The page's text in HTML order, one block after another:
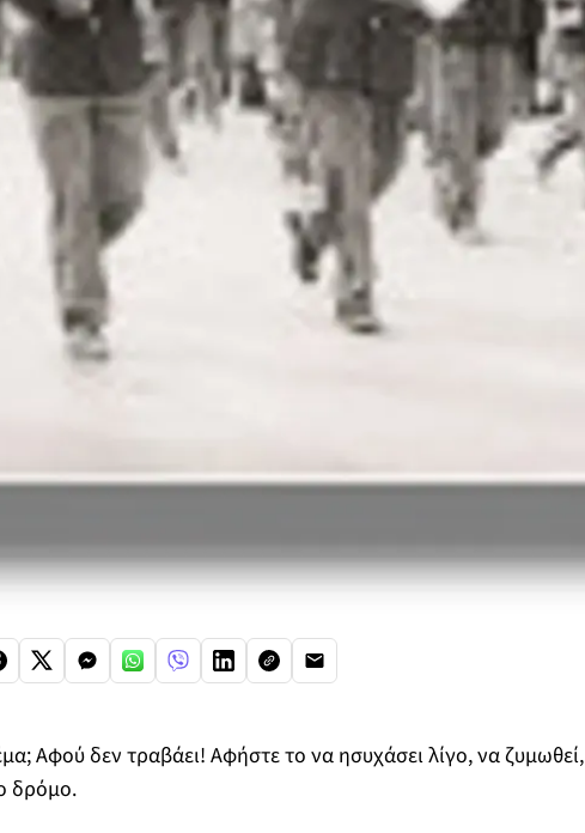
Αφού δεν τραβάει! Αφήστε το να ησυχάσει λίγο, να ζυμωθεί,
δρόμο.